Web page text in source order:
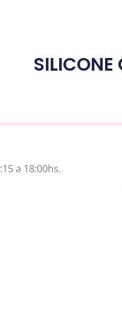
SILICONE
a 18:00hs.